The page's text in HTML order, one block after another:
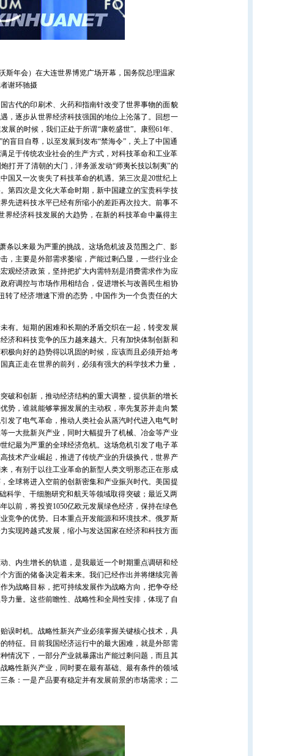
年会）在大连世界博览广场开幕，国务院总理温家
谢环驰摄
代的印刷术、火药和指南针改变了世界事物的面貌
，逐步从世界经济科技强国的地位上沦落了。回想一
的时候，我们正处于所谓“康乾盛世”。康熙61年、
盲目自尊，以至发展到发布“禁海令”，关上了中国通
足于传统农业社会的生产方式，对科技革命和工业革
打开了清朝的大门，洋务派发动“师夷长技以制夷”的
国又一次丧失了科技革命的机遇。第三次是20世纪上
第四次是文化大革命时期，新中国建立的宝贵科学技
先进科技水平已经有所缩小的差距再次拉大。前事不
经济科技发展的大趋势，在新的科技革命中赢得主
以来最为严重的挑战。这场危机波及范围之广、影
，主要是外部需求萎缩，产能过剩凸显，一些行业企
观经济政策，坚持把扩大内需特别是消费需求作为应
府调控与市场作用相结合，促进增长与改善民生相协
了经济增速下滑的态势，中国作为一个负责任的大
。短期的困难和长期的矛盾交织在一起，转变发展
济和科技竞争的压力越来越大。只有加快体制创新和
极向好的趋势得以巩固的时候，应该而且必须开始考
真正走在世界的前列，必须有强大的科学技术力量，
和创新，推动经济结构的重大调整，提供新的增长
势，谁就能够掌握发展的主动权，率先复苏并走向繁
发了电气革命，推动人类社会从蒸汽时代进入电气时
一大批新兴产业，同时大幅提升了机械、冶金等产业
纪最为严重的全球经济危机。这场危机引发了电子革
技术产业崛起，推进了传统产业的升级换代，世界产
，有别于以往工业革命的新型人类文明形态正在形成
全球将进入空前的创新密集和产业振兴时代。美国提
科学、干细胞研究和航天等领域取得突破；最近又两
以前，将投资1050亿欧元发展绿色经济，保持在绿色
竞争的优势。日本重点开发能源和环境技术。俄罗斯
实现跨越式发展，缩小与发达国家在经济和科技方面
内生增长的轨道，是我最近一个时期重点调研和经
方面的储备决定着未来。我们已经作出并将继续完善
为战略目标，把可持续发展作为战略方向，把争夺经
力量。这些前瞻性、战略性和全局性安排，体现了自
时机。战略性新兴产业必须掌握关键核心技术，具
特征。目前我国经济运行中的最大困难，就是外部需
情况下，一部分产业就暴露出产能过剩问题，而且其
略性新兴产业，同时要在最有基础、最有条件的领域
条：一是产品要有稳定并有发展前景的市场需求；二